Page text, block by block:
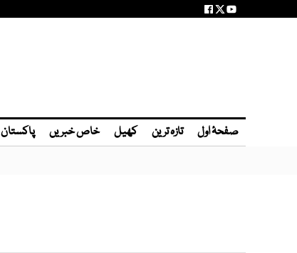
صفحۂ اول تازہ ترین کھیل خاص خبریں پاکستان